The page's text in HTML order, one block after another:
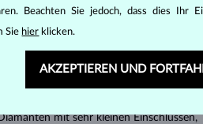
strahlenden Glanz. Der beliebteste
werden kann, z.B. Marquise,
oder innerer Unreinheiten
mit sehr kleinen Einschlüssen,
Beachten Sie jedoch, dass dies Ihr
Sie hier klicken.
AKZEPTIEREN UND